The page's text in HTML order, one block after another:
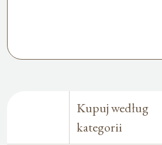
Kupuj według
kategorii